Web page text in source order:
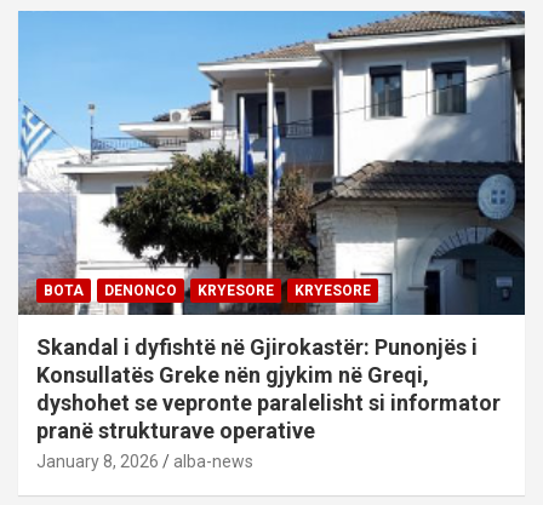
BOTA DENONCO KRYESORE KRYESORE
Skandal i dyfishtë në Gjirokastër: Punonjës i
Konsullatës Greke nën gjykim në Greqi,
dyshohet se vepronte paralelisht si informator
pranë strukturave operative
January 8, 2026 alba-news